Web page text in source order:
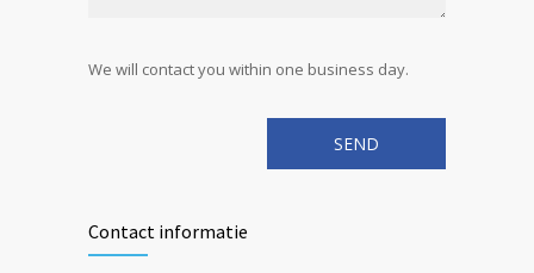
We will contact you within one business day.
Contact informatie